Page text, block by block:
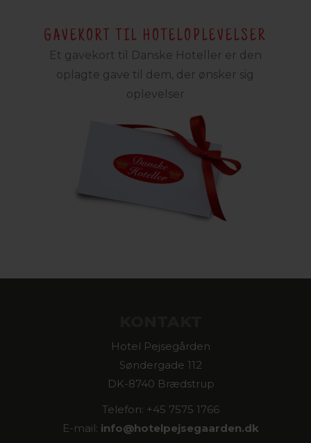
GAVEKORT TIL HOTELOPLEVELSER
Et gavekort til Danske Hoteller er den
oplagte gave til dem, der ønsker sig
oplevelser
Hotel Pejsegården
Søndergade 112
DK-8740 Brædstrup
Telefon: +45 7575 1766
E-mail: info@hotelpejsegaarden.dk